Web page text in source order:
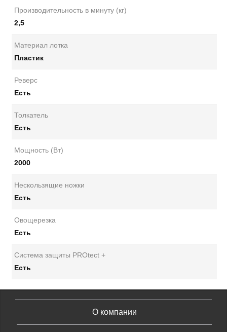
Производительность в минуту (кг)
2,5
Материал лотка
Пластик
Реверс
Есть
Толкатель
Есть
Мощность (Вт)
2000
Нескользящие ножки
Есть
Овощерезка
Есть
Система защиты PROtect +
Есть
О компании